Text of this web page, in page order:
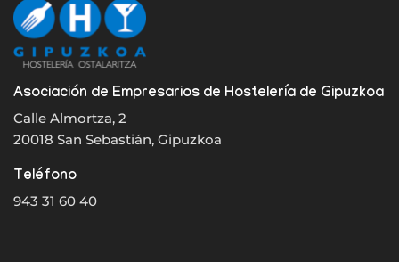
Asociación de Empresarios de Hostelería de Gipuzkoa
Calle Almortza, 2
20018 San Sebastián, Gipuzkoa
Teléfono
943 31 60 40